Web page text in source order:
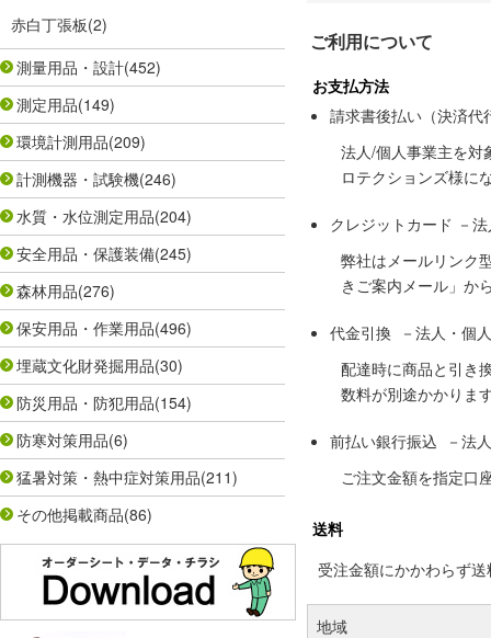
赤白丁張板(2)
測量用品・設計(452)
測定用品(149)
環境計測用品(209)
計測機器・試験機(246)
水質・水位測定用品(204)
安全用品・保護装備(245)
森林用品(276)
保安用品・作業用品(496)
埋蔵文化財発掘用品(30)
防災用品・防犯用品(154)
防寒対策用品(6)
猛暑対策・熱中症対策用品(211)
その他掲載商品(86)
ご利用について
お支払方法
請求書後払い（決済代
法人/個人事業主を対
ロテクションズ様に
クレジットカード －
弊社はメールリンク
きご案内メール」か
代金引換 －法人・個
配達時に商品と引き
数料が別途かかりま
前払い銀行振込 －法
ご注文金額を指定口
送料
受注金額にかかわらず
地域